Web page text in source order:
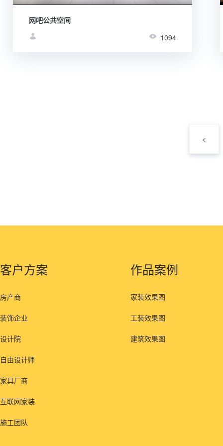
网吧公共空间
1094
<
客户方案
房产商
装饰企业
设计院
自由设计师
家具厂商
互联网家装
施工团队
作品案例
家装效果图
工装效果图
建筑效果图